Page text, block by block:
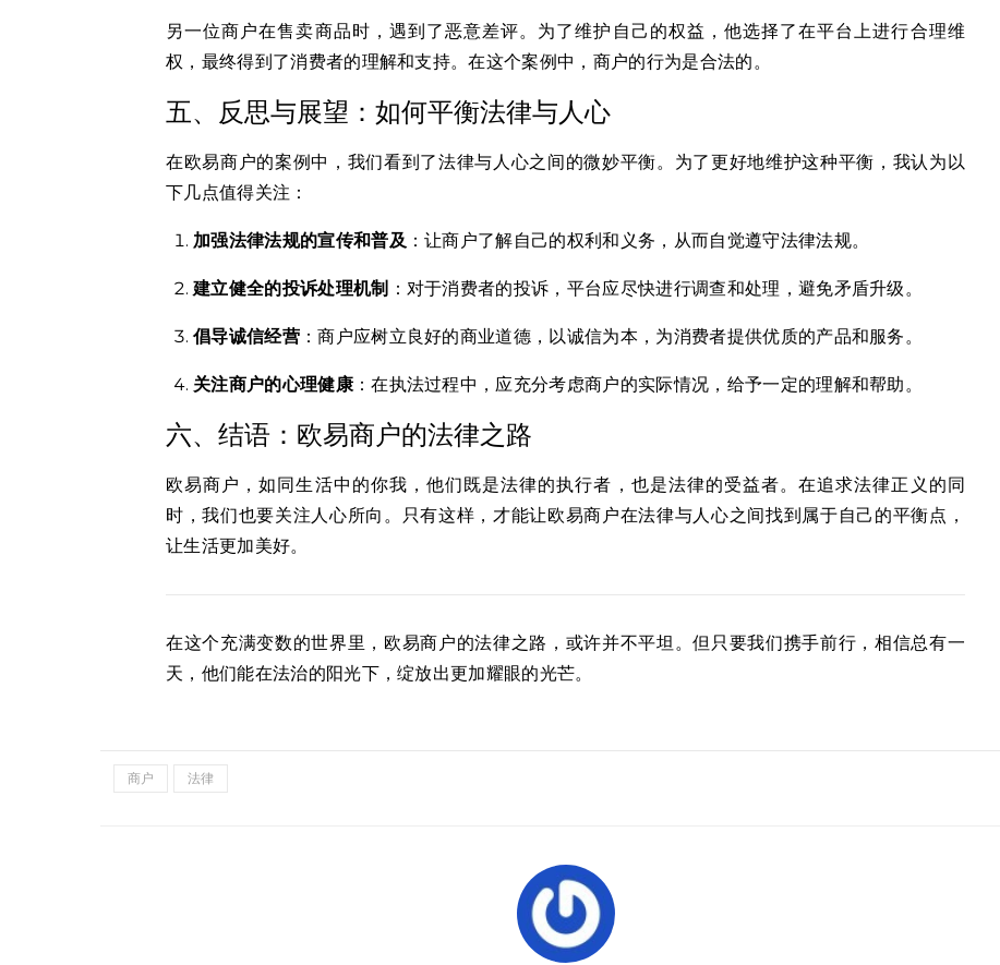
另一位商户在售卖商品时，遇到了恶意差评。为了维护自己的权益，他选择了在平台上进行合理维
权，最终得到了消费者的理解和支持。在这个案例中，商户的行为是合法的。
五、反思与展望：如何平衡法律与人心
在欧易商户的案例中，我们看到了法律与人心之间的微妙平衡。为了更好地维护这种平衡，我认为以
下几点值得关注：
加强法律法规的宣传和普及 ：让商户了解自己的权利和义务，从而自觉遵守法律法规。
建立健全的投诉处理机制 ：对于消费者的投诉，平台应尽快进行调查和处理，避免矛盾升级。
倡导诚信经营：商户应树立良好的商业道德，以诚信为本，为消费者提供优质的产品和服务。
关注商户的心理健康：在执法过程中，应充分考虑商户的实际情况，给予一定的理解和帮助。
六、结语：欧易商户的法律之路
欧易商户，如同生活中的你我，他们既是法律的执行者，也是法律的受益者。在追求法律正义的同
时，我们也要关注人心所向。只有这样，才能让欧易商户在法律与人心之间找到属于自己的平衡点，
让生活更加美好。
在这个充满变数的世界里，欧易商户的法律之路，或许并不平坦。但只要我们携手前行，相信总有一
天，他们能在法治的阳光下，绽放出更加耀眼的光芒。
商户 法律